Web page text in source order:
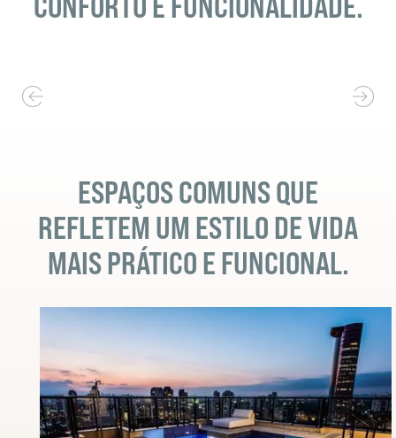
ESPAÇOS COMUNS QUE
REFLETEM UM ESTILO DE VIDA
MAIS PRÁTICO E FUNCIONAL.